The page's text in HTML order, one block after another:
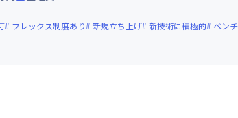
フレックス制度あり 新規立ち上げ 新技術に積極的 ベン